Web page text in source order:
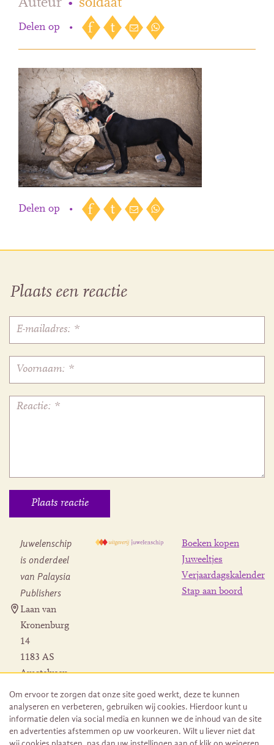
Auteur • soldaat
Delen op •
Delen op •
Plaats een reactie
Juwelenschip
is onderdeel
van Palaysia
Publishers
Laan van
Kronenburg
14
1183 AS
Amstelveen
Herroeping
bestelling
Boeken kopen
Juweeltjes
Verjaardagskalender
Stap aan boord
Om ervoor te zorgen dat onze site goed werkt, deze te kunnen
analyseren en verbeteren, gebruiken wij cookies. Hierdoor kunt u
informatie delen via social media en kunnen we de inhoud van de site
en advertenties afstemmen op uw voorkeuren. Wilt u liever niet dat